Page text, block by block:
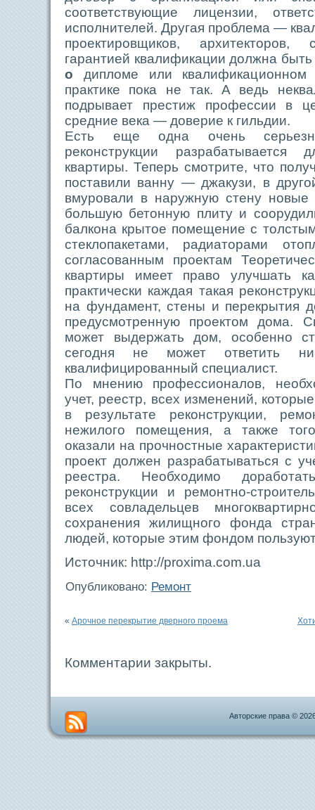
соответствующие лицензии,
исполнителей. Другая проблема —
проектировщиков,
гарантией квалификации должна
о дипломе или квалификационном
практике пока не так. А ведь
подрывает престиж профессии в
средние века — доверие к гильдии.
Есть еще одна очень
реконструкции разрабатывается
квартиры. Теперь смотрите, что
поставили ванну — джакузи, в
вмуровали в наружную стену
большую бетонную плиту и
балкона крытое помещение с
стеклопакетами, радиаторами
согласованным проектам
квартиры имеет право улучшать
практически каждая такая
на фундамент, стены и перекрытия
предусмотренную проектом дома.
может выдержать дом, особенно
сегодня не может ответить
квалифицированный специалист.
По мнению профессионалов,
учет, реестр, всех изменений,
в результате реконструкции,
нежилого помещения, а также
оказали на прочностные
проект должен разрабатываться с
реестра. Необходимо
реконструкции и ремонтно-
всех совладельцев
сохранения жилищного фонда
людей, которые этим фондом
Источник: http://proxima.com.ua
Опубликовано: Ремонт
« Арочное перекрытие дверного проема
Комментарии закрыты.
Авторские права ©